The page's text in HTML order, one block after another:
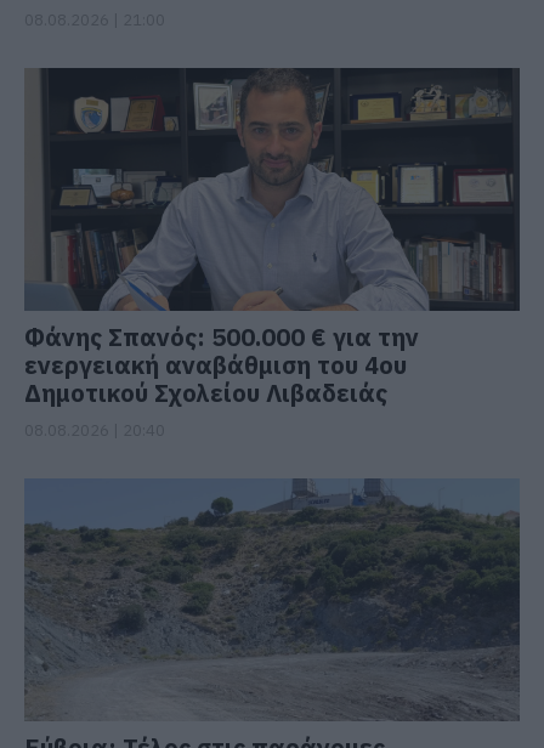
Φάνης Σπανός: 500.000 € για την
ενεργειακή αναβάθμιση του 4ου
Δημοτικού Σχολείου Λιβαδειάς